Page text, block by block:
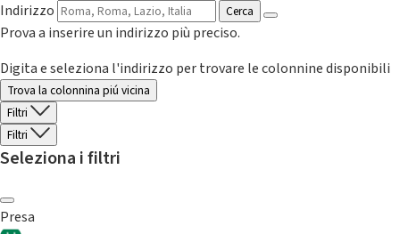
Indirizzo
Cerca
Prova a inserire un indirizzo più preciso.
Digita e seleziona l'indirizzo per trovare le colonnine disponibili
Trova la colonnina piú vicina
Filtri
Filtri
Seleziona i filtri
Presa